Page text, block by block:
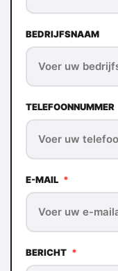
BEDRIJFSNAAM
TELEFOONNUMMER
E-MAIL *
BERICHT *